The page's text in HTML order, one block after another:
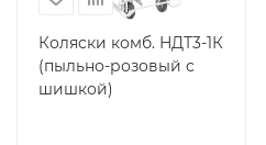
Коляски комб. НДТ3-1К
(пыльно-розовый с
шишкой)